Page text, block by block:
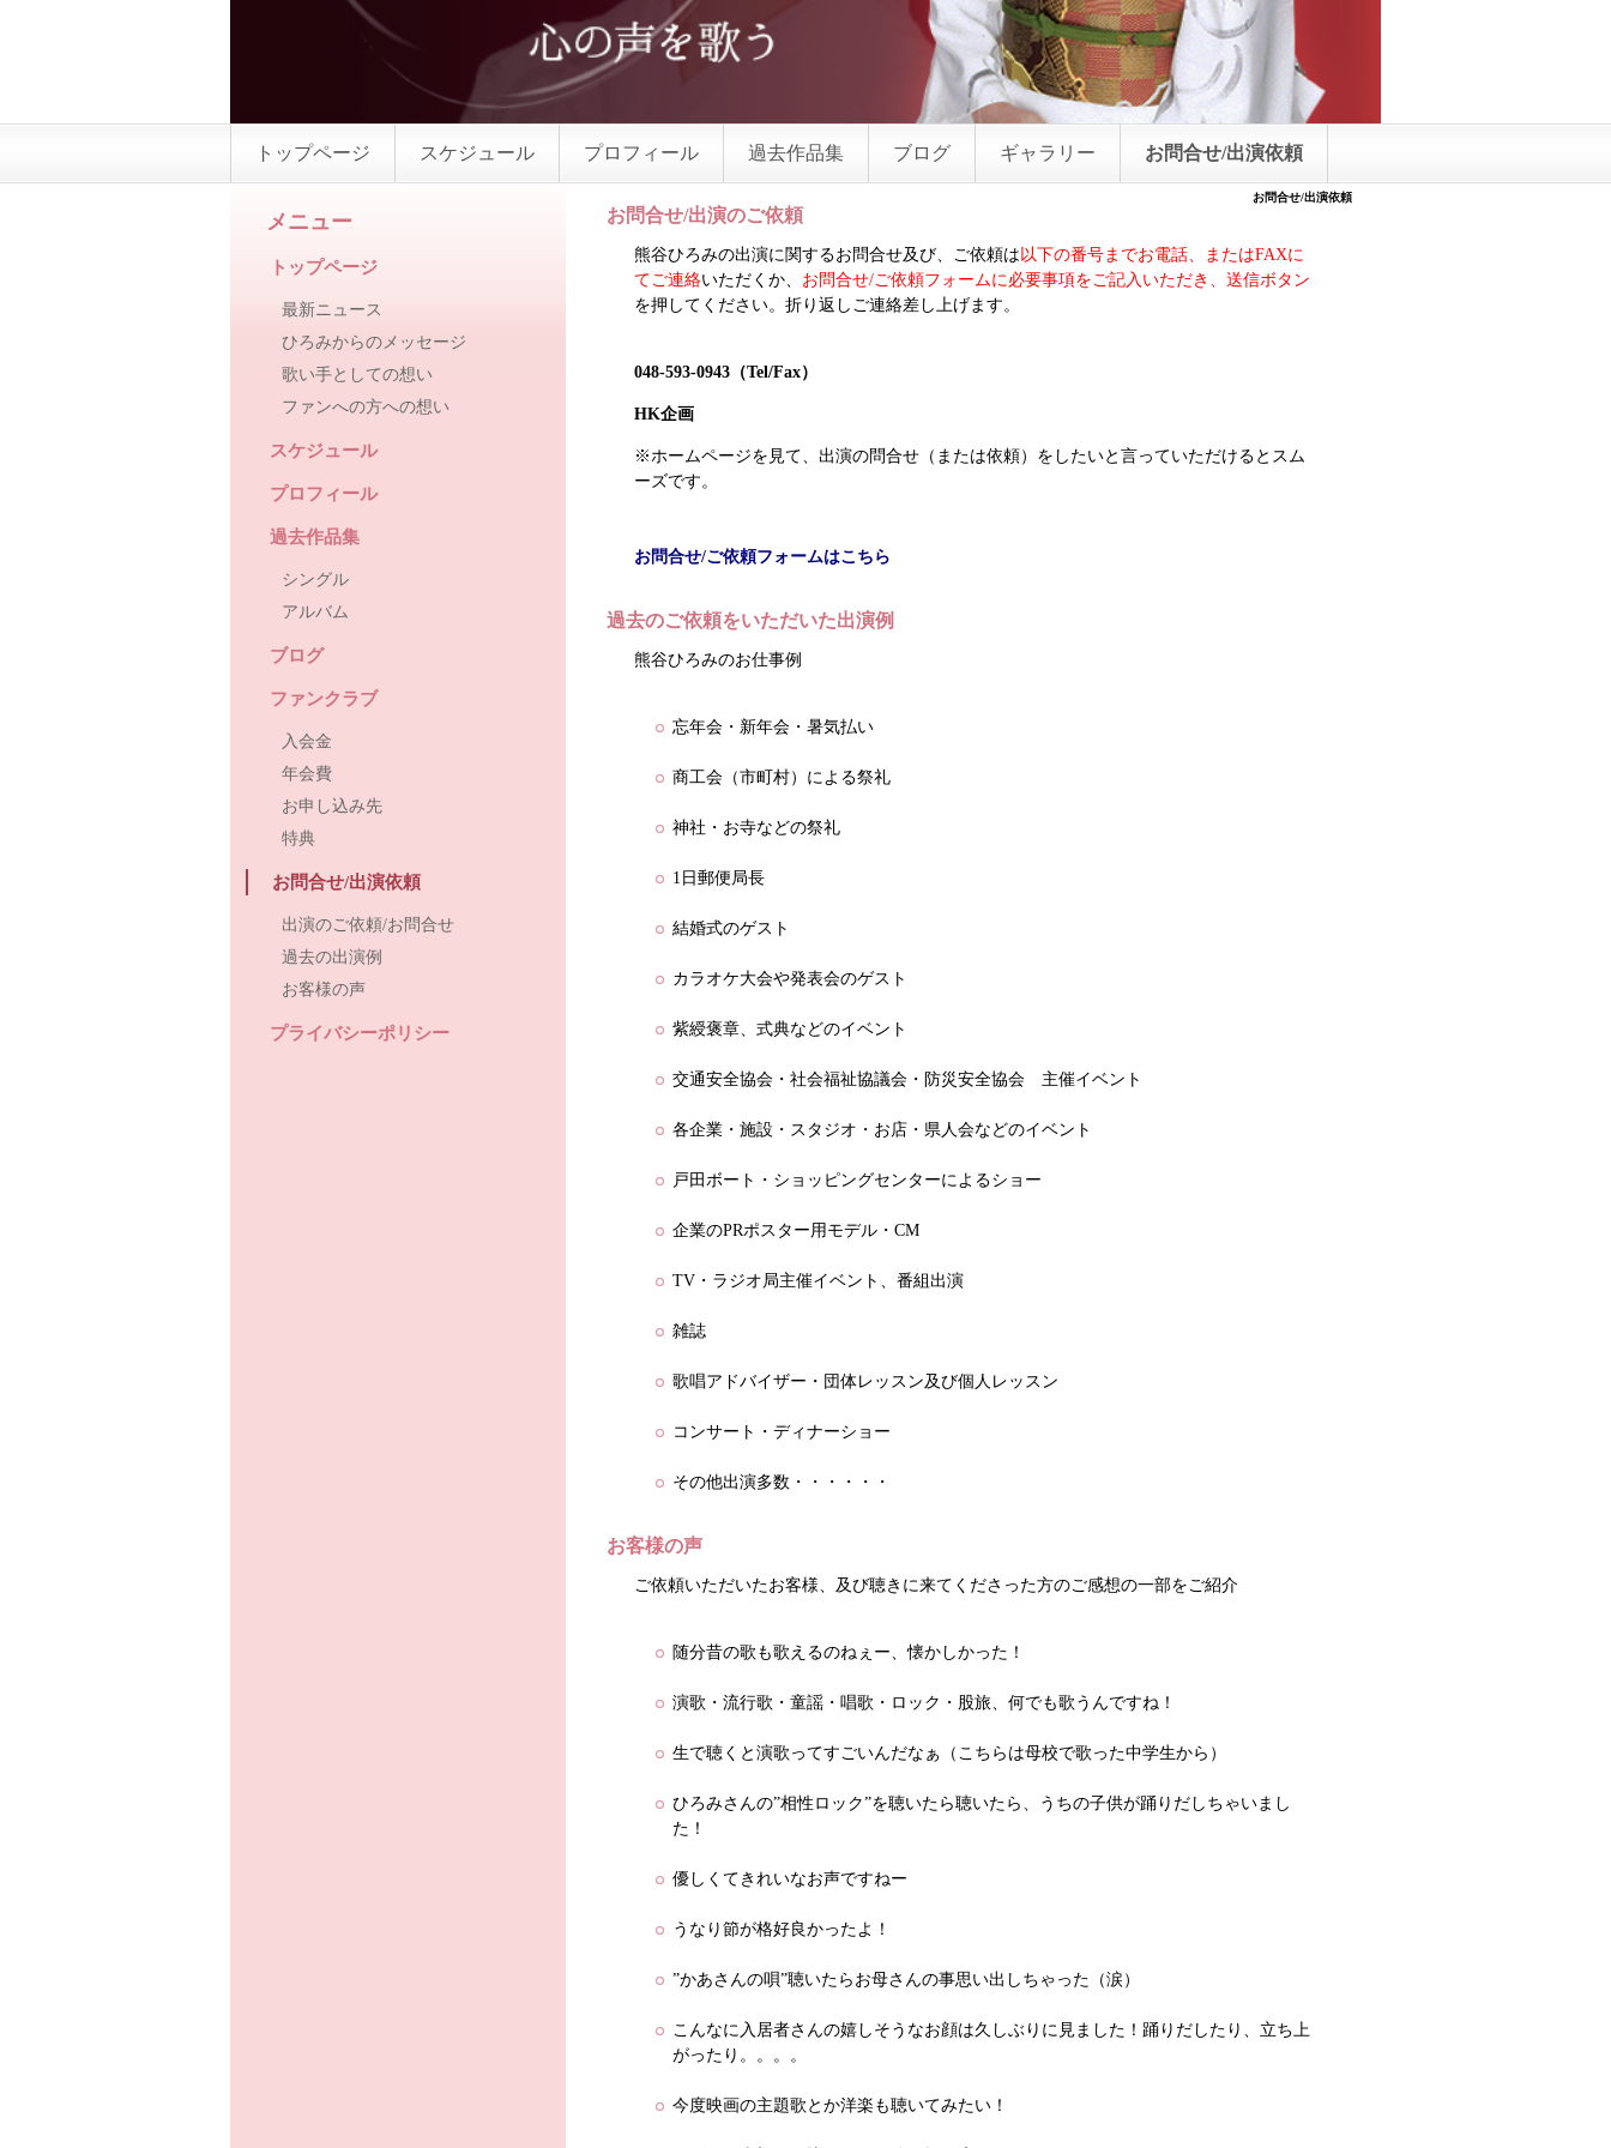
トップページ スケジュール プロフィール 過去作品集 ブログ ギャラリー お問合せ/出演依頼
お問合せ/出演依頼
お問合せ/出演のご依頼
熊谷ひろみの出演に関するお問合せ及び、ご依頼は 以下の番号までお電話、またはFAXに
てご連絡いただくか、 お問合せ/ご依頼フォームに必要事項をご記入いただき、送信ボタン
を押してください。折り返しご連絡差し上げます。
048-593-0943（Tel/Fax）
HK企画
※ホームページを見て、出演の問合せ（または依頼）をしたいと言っていただけるとスム
ーズです。
お問合せ/ご依頼フォームはこちら
過去のご依頼をいただいた出演例
熊谷ひろみのお仕事例
忘年会・新年会・暑気払い
商工会（市町村）による祭礼
神社・お寺などの祭礼
1日郵便局長
結婚式のゲスト
カラオケ大会や発表会のゲスト
紫綬褒章、式典などのイベント
交通安全協会・社会福祉協議会・防災安全協会 主催イベント
各企業・施設・スタジオ・お店・県人会などのイベント
戸田ボート・ショッピングセンターによるショー
企業のPRポスター用モデル・CM
TV・ラジオ局主催イベント、番組出演
雑誌
歌唱アドバイザー・団体レッスン及び個人レッスン
コンサート・ディナーショー
その他出演多数・・・・・・
お客様の声
ご依頼いただいたお客様、及び聴きに来てくださった方のご感想の一部をご紹介
随分昔の歌も歌えるのねぇー、懐かしかった！
演歌・流行歌・童謡・唱歌・ロック・股旅、何でも歌うんですね！
生で聴くと演歌ってすごいんだなぁ（こちらは母校で歌った中学生から）
ひろみさんの”相性ロック”を聴いたら聴いたら、うちの子供が踊りだしちゃいまし
た！
優しくてきれいなお声ですねー
うなり節が格好良かったよ！
”かあさんの唄”聴いたらお母さんの事思い出しちゃった（涙）
こんなに入居者さんの嬉しそうなお顔は久しぶりに見ました！踊りだしたり、立ち上
がったり。。。。
今度映画の主題歌とか洋楽も聴いてみたい！
メニュー
トップページ
最新ニュース
ひろみからのメッセージ
歌い手としての想い
ファンへの方への想い
スケジュール
プロフィール
過去作品集
シングル
アルバム
ブログ
ファンクラブ
入会金
年会費
お申し込み先
特典
お問合せ/出演依頼
出演のご依頼/お問合せ
過去の出演例
お客様の声
プライバシーポリシー